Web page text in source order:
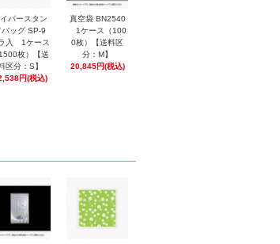
パースタン
バッグ SP-9
入 1ケース
1500枚）【送
区分：S】
円(税込)
真空袋 BN2540
1ケース（100
0枚）【送料区
分：M】
20,845円(税込)